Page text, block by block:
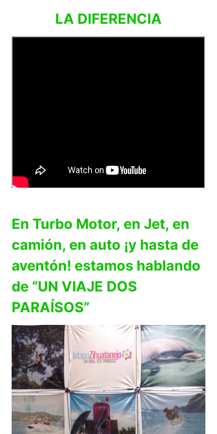
LA DIFERENCIA
En Turbo Motor, en Jet, en
camión, en auto ¡y hasta de
aventón! estamos hablando
de “UN VIAJE DOS
PARAÍSOS”